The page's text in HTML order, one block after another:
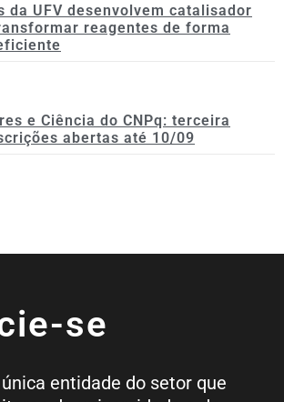
da UFV desenvolvem catalisador
reagentes de forma
e Ciência do CNPq: terceira
abertas até 10/09
se
única entidade do setor que